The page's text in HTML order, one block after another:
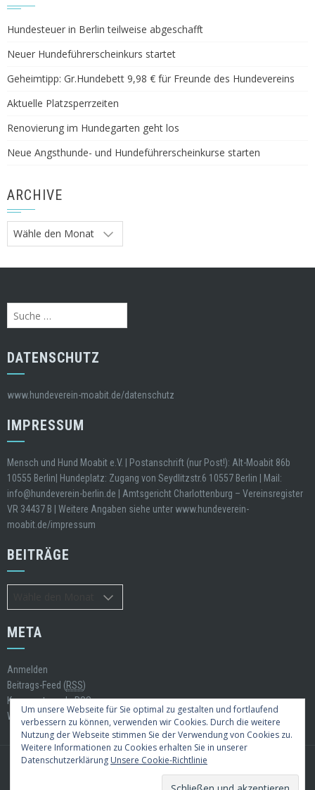
Hundesteuer in Berlin teilweise abgeschafft
Neuer Hundeführerscheinkurs startet
Geheimtipp: Gr.Hundebett 9,98 € für Freunde des Hundevereins
Aktuelle Platzsperrzeiten
Renovierung im Hundegarten geht los
Neue Angsthunde- und Hundeführerscheinkurse starten
ARCHIVE
Archive
Suche
nach:
DATENSCHUTZ
www.hundeverein-moabit.de/datenschutz
IMPRESSUM
Mensch und Hund Moabit e.V. | Postanschrift (nur Post!): Alt-Moabit 86b
10555 Berlin| Hundeplatz: Zugang von Seydlitzstr.6 10557 Berlin | Mail:
info@hundeverein-berlin.de | Amtsgericht Charlottenburg – Vereinsregister
VR 34437 B | Weitere Angaben siehe unter www.hundeverein-
moabit.de/impressum
BEITRÄGE
META
Anmelden
Beitrags-Feed (RSS)
Kommentare alsRSS
WordPress.org
WordPress Theme
Um unsere Webseite für Sie optimal zu gestalten und fortlaufend
verbessern zu können, verwenden wir Cookies. Durch die weitere
Nutzung der Webseite stimmen Sie der Verwendung von Cookies zu.
Weitere Informationen zu Cookies erhalten Sie in unserer
Datenschutzerklärung Unsere Cookie-Richtlinie